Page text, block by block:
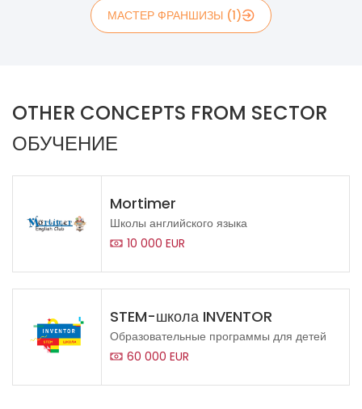
МАСТЕР ФРАНШИЗЫ (1)
OTHER CONCEPTS FROM SECTOR
ОБУЧЕНИЕ
Mortimer
Школы английского языка
10 000 EUR
STEM-школа INVENTOR
Образовательные программы для детей
60 000 EUR